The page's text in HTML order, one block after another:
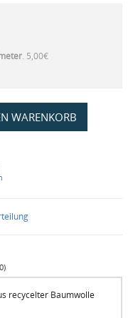
. 5,00€
recycelter Baumwolle